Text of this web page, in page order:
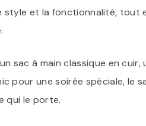
style et la fonctionnalité,
sac à main classique en
pour une soirée spéciale, le
qui le porte.